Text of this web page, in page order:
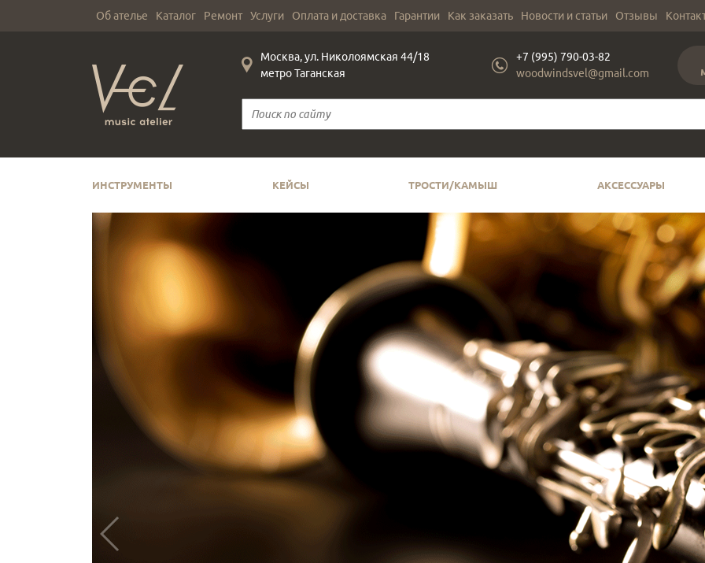
Об ателье Каталог Ремонт Услуги Оплата и доставка Гарантии Как заказать Новости и статьи Отзывы
Москва, ул. Николоямская 44/18
метро Таганская
+7 (995) 790-03-82
woodwindsvel@gmail.com
ИНСТРУМЕНТЫ КЕЙСЫ ТРОСТИ/КАМЫШ АКСЕССУАРЫ